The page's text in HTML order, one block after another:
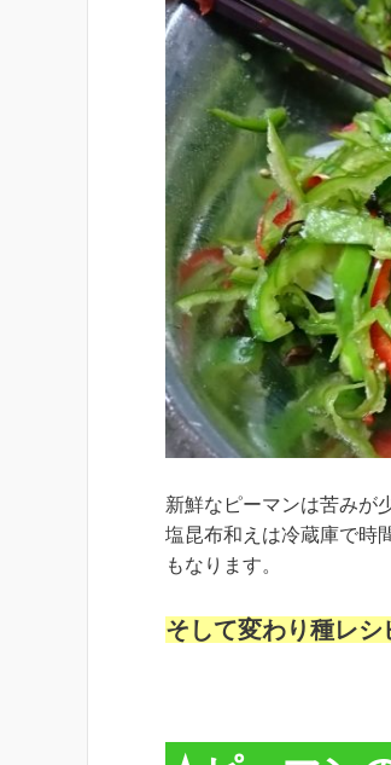
新鮮なピーマンは苦みが
塩昆布和えは冷蔵庫で時
もなります。
そして変わり種レシ